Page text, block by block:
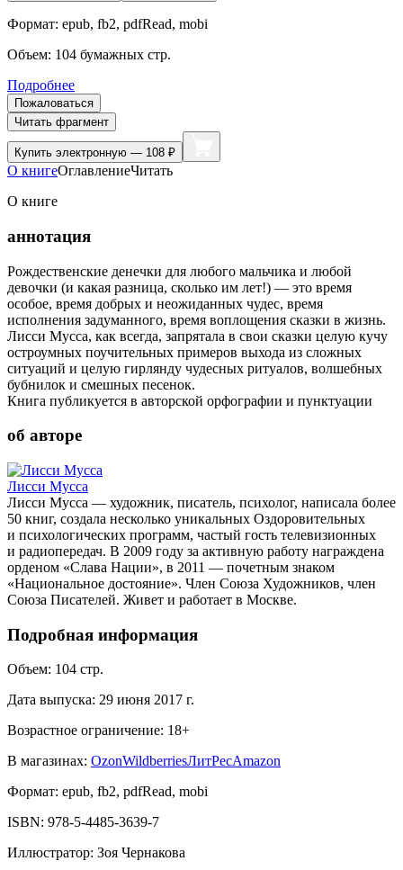
Формат: epub, fb2, pdfRead, mobi
Объем: 104 бумажных стр.
Подробнее
Пожаловаться
Читать фрагмент
Купить электронную — 108 ₽
О книгеОглавлениеЧитать
О книге
аннотация
Рождественские денечки для любого мальчика и любой
девочки (и какая разница, сколько им лет!) — это время
особое, время добрых и неожиданных чудес, время
исполнения задуманного, время воплощения сказки в жизнь.
Лисси Мусса, как всегда, запрятала в свои сказки целую кучу
остроумных поучительных примеров выхода из сложных
ситуаций и целую гирлянду чудесных ритуалов, волшебных
бубнилок и смешных песенок.
Книга публикуется в авторской орфографии и пунктуации
об авторе
Лисси Мусса
Лисси Мусса — художник, писатель, психолог, написала более
50 книг, создала несколько уникальных Оздоровительных
и психологических программ, частый гость телевизионных
и радиопередач. В 2009 году за активную работу награждена
орденом «Слава Нации», в 2011 — почетным знаком
«Национальное достояние». Член Союза Художников, член
Союза Писателей. Живет и работает в Москве.
Подробная информация
Объем: 104 стр.
Дата выпуска: 29 июня 2017 г.
Возрастное ограничение: 18+
В магазинах: OzonWildberriesЛитРесAmazon
Формат: epub, fb2, pdfRead, mobi
ISBN: 978-5-4485-3639-7
Иллюстратор: Зоя Чернакова